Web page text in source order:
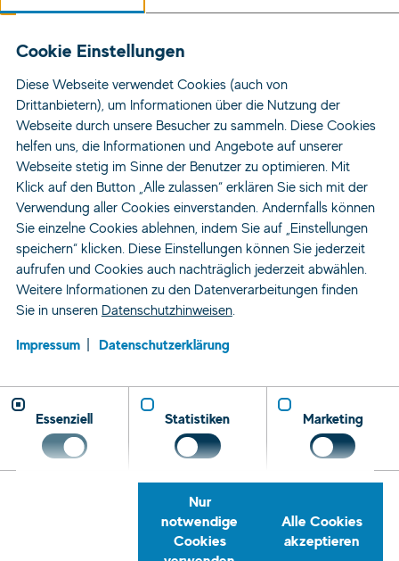
Jobs
Standorte
Für Bewerber
Für Unternehmen
Über Uns
Kontakt
News
Genderclaim
© 2026 Hofmann Personal
A PART OF I. K. HOFMANN
Folge
InstagramFacebook
Xing LinkedIn YouTube
Cookie Einstellungen
Datenschutz
Impressum Kontakt Meldestelle
Cookie Einstellungen
Diese Webseite verwendet Cookies (auch von
Drittanbietern), um Informationen über die Nutzung der
Webseite durch unsere Besucher zu sammeln. Diese Cookies
helfen uns, die Informationen und Angebote auf unserer
Webseite stetig im Sinne der Benutzer zu optimieren. Mit
Klick auf den Button „Alle zulassen“ erklären Sie sich mit der
Verwendung aller Cookies einverstanden. Andernfalls können
Sie einzelne Cookies ablehnen, indem Sie auf „Einstellungen
speichern“ klicken. Diese Einstellungen können Sie jederzeit
aufrufen und Cookies auch nachträglich jederzeit abwählen.
Weitere Informationen zu den Datenverarbeitungen finden
Sie in unseren Datenschutzhinweisen.
Impressum
Datenschutzerklärung
Essenziell Statistiken Marketing
Nur
notwendige
Cookies
Alle Cookies
akzeptieren